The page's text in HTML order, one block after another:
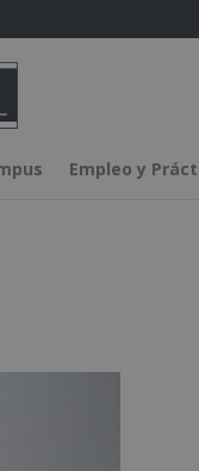
Empleo y